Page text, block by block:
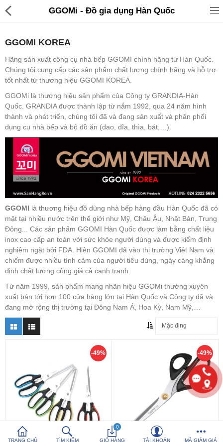
Điện gia dụng
Đồ tiện ích
Đồ chơi trẻ em
Sản phẩm khác
Thương hiệu
Tin tức
So sánh Yêu thích (0)
Hotline:0816 505 655
TRANG CHỦ TÌM KIẾM
0
GIỎ HÀNG TÀI KHOẢN MÃ GIẢM GIÁ
GGOMi - Đồ gia dụng Hàn Quốc
GGOMI KOREA
Hãng sản xuất công cụ nhà bếp GGOMI chính hãng từ Hàn Quốc.
Chúng tôi cung cấp các sản phẩm chất lượng chính hãng và hỗ trợ
tốt nhất từ thương hiệu GGOMI KOREA.
GGOMi là thương hiệu sản phẩm của Công ty GRANDIA-Hàn
Quốc. GRANDIA được thành lập từ nắm 1992, qua 24 năm hình
thành và phát triển, chúng tôi đã và đang sản xuất và phân phối
dụng cụ nhà bếp và bộ đồ ăn (dao, dĩa, thìa, bát,…).
GGOMI là thương hiệu đồ dùng nhà bếp hàng đầu Hàn Quốc đã có
mặt tại nhiều nước trên thế giới như Mỹ, Châu Âu, Nhật Bản, Trung
Đông... Các sản phẩm GGOMI Hàn Quốc được làm bằng chất liệu
inox cao cấp an toàn với sức khỏe người dùng và được kiểm định
nghiêm ngặt bởi FDA. Hiện GGOMI đã vào thị trường Việt Nam và
chiếm được nhiều tình cảm của người tiêu dùng, ngày càng khẳng
định chất lượng cùng giá cả cạnh tranh.
Từ năm 1999, sản phẩm mang nhãn hiệu GGOMi thường xuyên
xuất bán tới hơn 100 cửa hàng lớn tại Hàn Quốc và Công ty đã và
đang mở rộng thị trường tại Đông Nam Á, Hoa Kỳ, Nam Mỹ,…
-49% -49%